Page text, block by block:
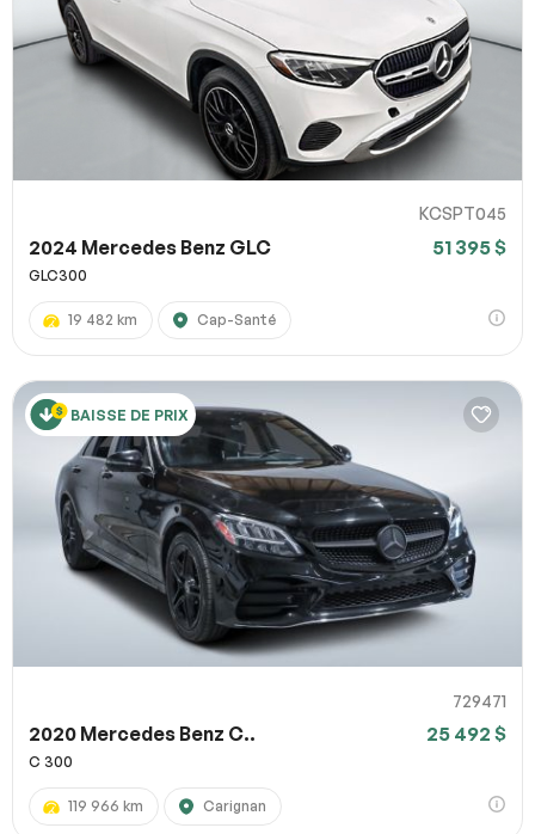
KCSPT045
2024 Mercedes Benz GLC 51 395 $
GLC300
19 482 km Cap-Santé
BAISSE DE PRIX
729471
2020 Mercedes Benz C.. 25 492 $
C 300
119 966 km Carignan